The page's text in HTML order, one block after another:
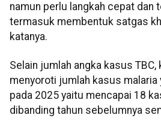
namun perlu langkah cepat dan
termasuk membentuk satgas
katanya.
Selain jumlah angka kasus TBC,
menyoroti jumlah kasus malaria
pada 2025 yaitu mencapai 18
dibanding tahun sebelumnya